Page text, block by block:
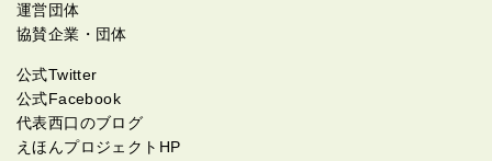
運営団体
協賛企業・団体
公式Twitter
公式Facebook
代表西口のブログ
えほんプロジェクトHP